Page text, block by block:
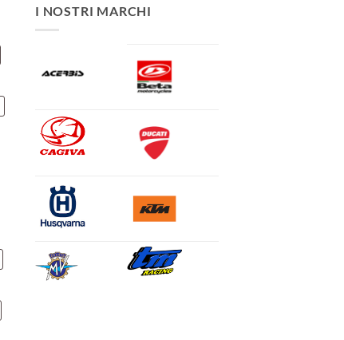
I NOSTRI MARCHI